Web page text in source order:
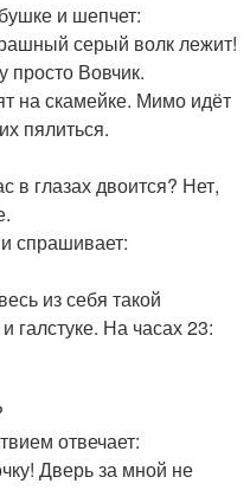
и шепчет:
серый волк лежит!
Вовчик.
на скамейке. Мимо идёт
пялиться.
в глазах двоится? Нет,
спрашивает:
из себя такой
На часах 23:
отвечает:
Дверь за мной не